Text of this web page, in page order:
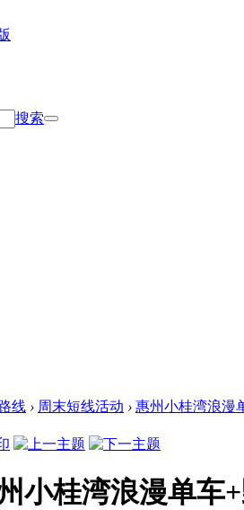
搜索
线 › 周末短线活动 › 惠州小桂湾浪漫
小桂湾浪漫单车